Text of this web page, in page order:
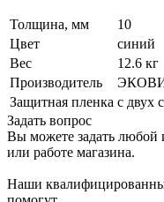
Толщина, мм
10
Цвет
синий
Вес
12.6 кг
Производитель
Защитная пленка с двух
Задать вопрос
Вы можете задать любой
или работе магазина.
Наши